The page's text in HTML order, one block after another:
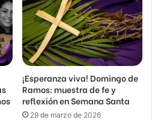
¡Esperanza viva! Domingo de
Ramos: muestra de fe y
reflexión en Semana Santa
29 de marzo de 2026